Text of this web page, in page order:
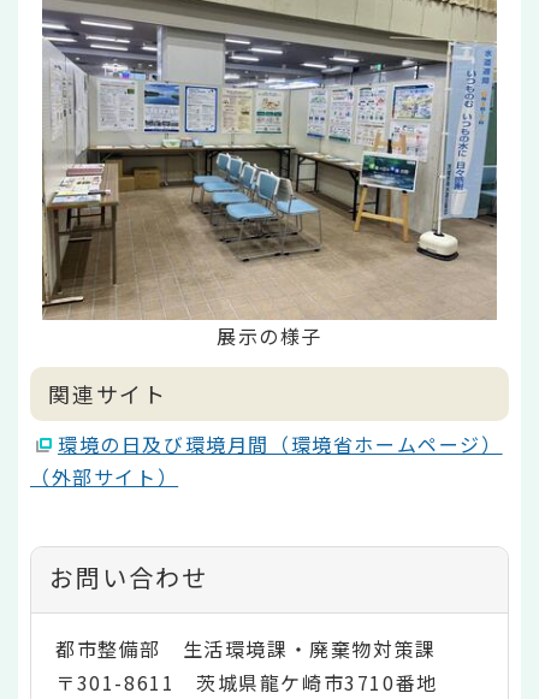
展示の様子
関連サイト
環境の日及び環境月間（環境省ホームページ）
（外部サイト）
お問い合わせ
都市整備部 生活環境課・廃棄物対策課
〒301-8611 茨城県龍ケ崎市3710番地